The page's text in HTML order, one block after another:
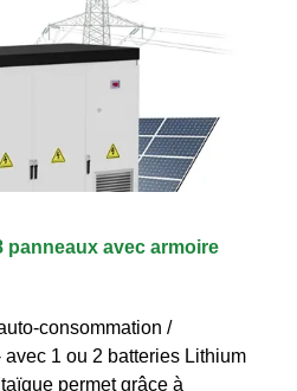
panneaux avec armoire
consommation /
1 ou 2 batteries Lithium
permet grâce à